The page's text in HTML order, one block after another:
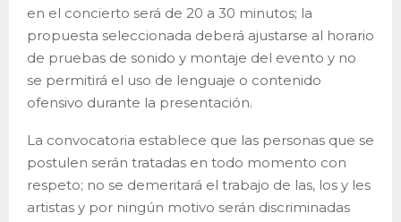
en el concierto será de 20 a 30 minutos; la
propuesta seleccionada deberá ajustarse al horario
de pruebas de sonido y montaje del evento y no
se permitirá el uso de lenguaje o contenido
ofensivo durante la presentación.
La convocatoria establece que las personas que se
postulen serán tratadas en todo momento con
respeto; no se demeritará el trabajo de las, los y les
artistas y por ningún motivo serán discriminadas